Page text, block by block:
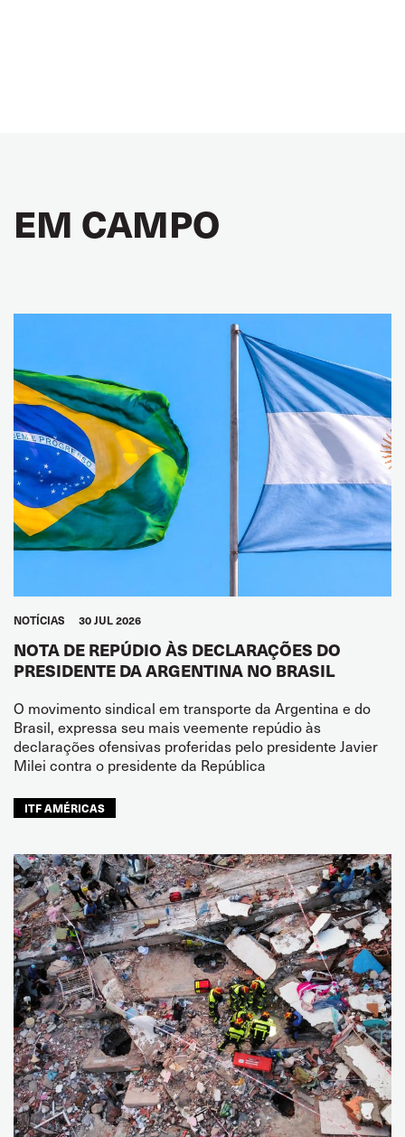
EM CAMPO
NOTÍCIAS 30 JUL 2026
NOTA DE REPÚDIO ÀS DECLARAÇÕES DO
PRESIDENTE DA ARGENTINA NO BRASIL
O movimento sindical em transporte da Argentina e do
Brasil, expressa seu mais veemente repúdio às
declarações ofensivas proferidas pelo presidente Javier
Milei contra o presidente da República
ITF AMÉRICAS